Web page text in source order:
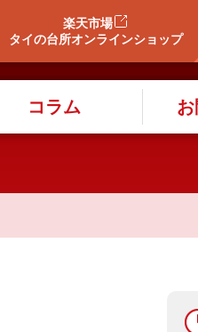
楽天市場
タイの台所オンラインショップ
コラム